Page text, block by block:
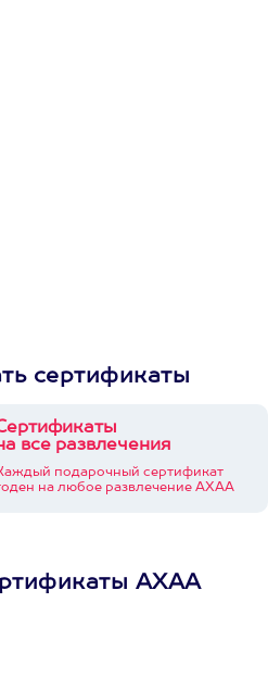
сертификаты
все развлечения
подарочный сертификат
на любое развлечение АХАА
АХАА